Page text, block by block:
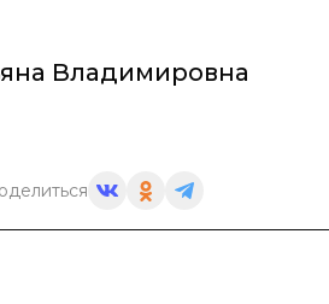
Владимировна